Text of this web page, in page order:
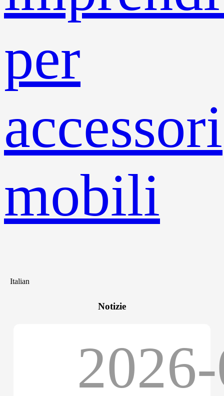
per
accessori
mobili
Italian
Notizie